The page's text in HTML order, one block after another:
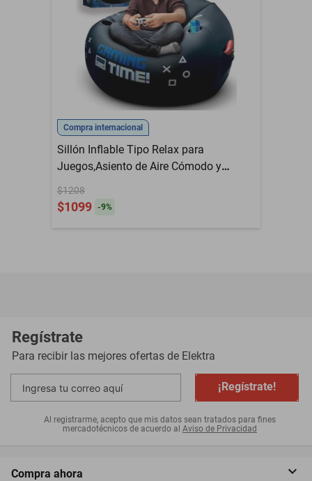
Compra internacional
Sillón Inflable Tipo Relax para
Juegos,Asiento de Aire Cómodo y
Portátil para Videojuegos, Lectura o
Descanso en Casa.HOGAWAY
$1208
$1099 -9%
Regístrate
Para recibir las mejores ofertas de Elektra
¡Regístrate!
Al registrarme, acepto que mis datos sean tratados para fines
mercadotécnicos de acuerdo al Aviso de Privacidad
Compra ahora